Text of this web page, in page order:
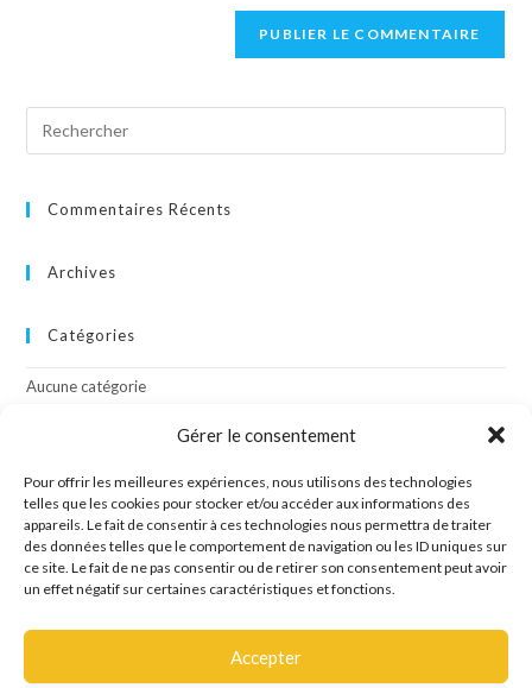
Gérer le consentement
Pour offrir les meilleures expériences, nous utilisons des technologies
telles que les cookies pour stocker et/ou accéder aux informations des
appareils. Le fait de consentir à ces technologies nous permettra de traiter
des données telles que le comportement de navigation ou les ID uniques sur
ce site. Le fait de ne pas consentir ou de retirer son consentement peut avoir
un effet négatif sur certaines caractéristiques et fonctions.
Accepter
Commentaires Récents
Archives
Catégories
Aucune catégorie
Connexion
Flux des publications
Flux des commentaires
Site de WordPress-FR